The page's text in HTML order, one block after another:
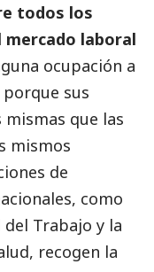
todos los
mercado laboral
ocupación a
sus
que las
mismos
de
como
Trabajo y la
recogen la